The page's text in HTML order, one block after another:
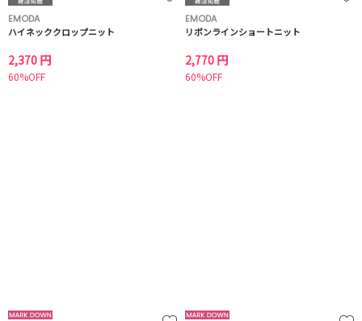
EMODA
ハイネッククロップニット
2,370 円
60%OFF
EMODA
リボンラインショートニット
2,770 円
60%OFF